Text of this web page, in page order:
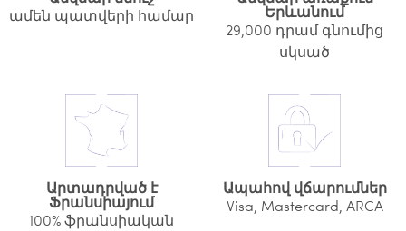
ամեն պատվերի համար Երևանում
29,000 դրամ գնումից
սկսած
Արտադրված է
Ֆրանսիայում
100% ֆրանսիական
Ապահով վճարումներ
Visa, Mastercard, ARCA